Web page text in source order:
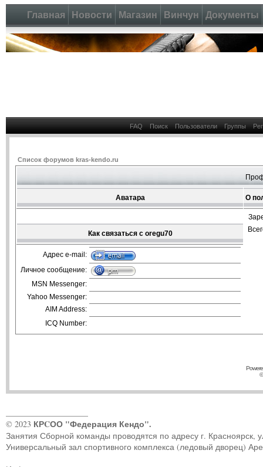
Главная Новости Магазин Винчун Документы
FAQ Поиск Пользователи Группы
Список форумов kras-kendo.ru
Аватара О
Как связаться с oregu70
Адрес e-mail:
Личное сообщение:
MSN Messenger:
Yahoo Messenger:
AIM Address:
ICQ Number:
© 2023 КРCОО "Федерация Кендо".
Занятия Сборной команды проводятся по адресу г. Красноярск,
Универсальный зал спортивного комплекса (ледовый дворец)